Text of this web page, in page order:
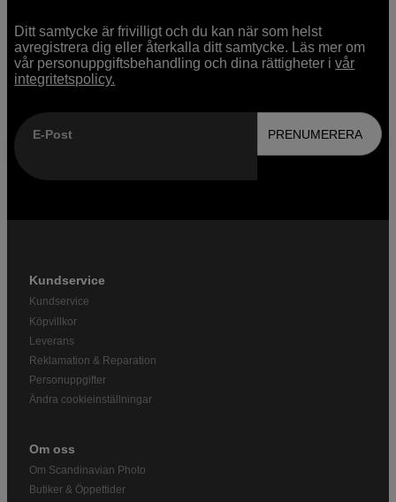
Ditt samtycke är frivilligt och du kan när som helst
avregistrera dig eller återkalla ditt samtycke. Läs mer om
vår personuppgiftsbehandling och dina rättigheter ivår
integritetspolicy.
E-Post PRENUMERERA
Kundservice
Kundservice
Köpvillkor
Leverans
Reklamation & Reparation
Personuppgifter
Ändra cookieinställningar
Om oss
Om Scandinavian Photo
Butiker & Öppettider